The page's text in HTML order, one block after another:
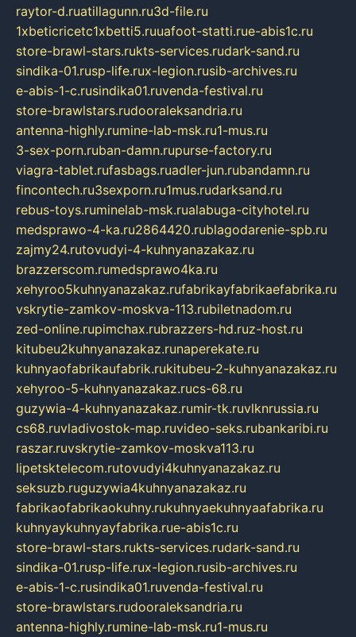
raytor-d.ruatillagunn.ru3d-file.ru
1xbeticricetc1xbetti5.ruuafoot-statti.rue-abis1c.ru
store-brawl-stars.rukts-services.rudark-sand.ru
sindika-01.rusp-life.rux-legion.rusib-archives.ru
e-abis-1-c.rusindika01.ruvenda-festival.ru
store-brawlstars.rudooraleksandria.ru
antenna-highly.rumine-lab-msk.ru1-mus.ru
3-sex-porn.ruban-damn.rupurse-factory.ru
viagra-tablet.rufasbags.ruadler-jun.rubandamn.ru
fincontech.ru3sexporn.ru1mus.rudarksand.ru
rebus-toys.ruminelab-msk.rualabuga-cityhotel.ru
medsprawo-4-ka.ru2864420.rublagodarenie-spb.ru
zajmy24.rutovudyi-4-kuhnyanazakaz.ru
brazzerscom.rumedsprawo4ka.ru
xehyroo5kuhnyanazakaz.rufabrikayfabrikaefabrika.ru
vskrytie-zamkov-moskva-113.rubiletnadom.ru
zed-online.rupimchax.rubrazzers-hd.ruz-host.ru
kitubeu2kuhnyanazakaz.runaperekate.ru
kuhnyaofabrikaufabrik.rukitubeu-2-kuhnyanazakaz.ru
xehyroo-5-kuhnyanazakaz.rucs-68.ru
guzywia-4-kuhnyanazakaz.rumir-tk.ruvlknrussia.ru
cs68.ruvladivostok-map.ruvideo-seks.rubankaribi.ru
raszar.ruvskrytie-zamkov-moskva113.ru
lipetsktelecom.rutovudyi4kuhnyanazakaz.ru
seksuzb.ruguzywia4kuhnyanazakaz.ru
fabrikaofabrikaokuhny.rukuhnyaekuhnyaafabrika.ru
kuhnyaykuhnyayfabrika.rue-abis1c.ru
store-brawl-stars.rukts-services.rudark-sand.ru
sindika-01.rusp-life.rux-legion.rusib-archives.ru
e-abis-1-c.rusindika01.ruvenda-festival.ru
store-brawlstars.rudooraleksandria.ru
antenna-highly.rumine-lab-msk.ru1-mus.ru